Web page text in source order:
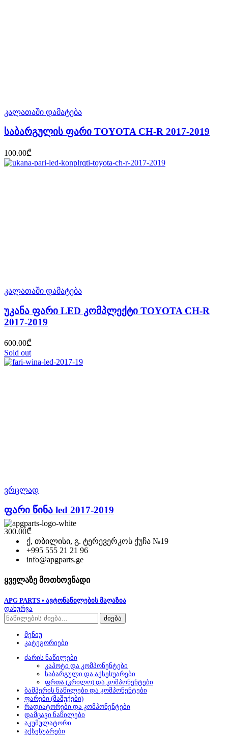
კალათაში დამატება
საბარგულის ფარი TOYOTA CH-R 2017-2019
100.00₾
კალათაში დამატება
უკანა ფარი LED კომპლექტი TOYOTA CH-R
2017-2019
600.00₾
Sold out
ვრცლად
ფარი წინა led 2017-2019
300.00₾
ქ, თბილისი, გ. ტერევერკოს ქუჩა №19
+995 555 21 21 96
info@apgparts.ge
ყველაზე მოთხოვნადი
APG PARTS • ავტონაწილების მაღაზია
დახურვა
ძიება
მენიუ
კატეგორიები
ძარის ნაწილები
კაპოტი და კომპონენტები
საბარგული და აქსესუარები
ფრთა (კრილო) და კომპონენტები
ბამპერის ნაწილები და კომპონენტები
ფარები (მაშუქები)
რადიატორები და კომპონენტები
დამცავი ნაწილები
აკუმულატორი
აქსესუარები